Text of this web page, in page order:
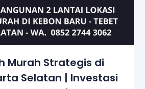
Murah Strategis di
Selatan | Investasi